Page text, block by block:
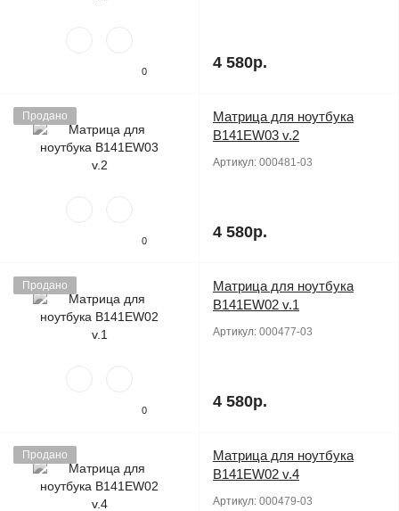
0 4 580р.
Продано
0
Матрица для ноутбука
B141EW03 v.2
Артикул: 000481-03
4 580р.
Продано
0
Матрица для ноутбука
B141EW02 v.1
Артикул: 000477-03
4 580р.
Продано
Матрица для ноутбука
B141EW02 v.4
Артикул: 000479-03